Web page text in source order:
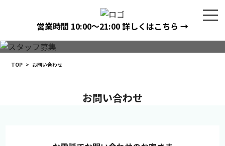
営業時間 10:00〜21:00詳しくはこちら →
TOP > お問い合わせ
お問い合わせ